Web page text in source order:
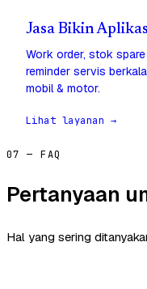
Jasa Bikin
Work order, stok
reminder servis
mobil & motor.
Lihat layanan →
07 — FAQ
Pertanyaan
Hal yang sering